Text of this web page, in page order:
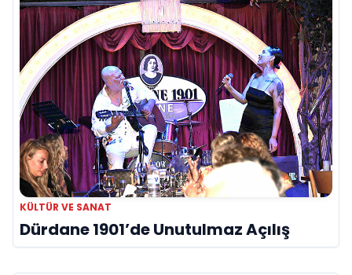
KÜLTÜR VE SANAT
Dürdane 1901’de Unutulmaz Açılış